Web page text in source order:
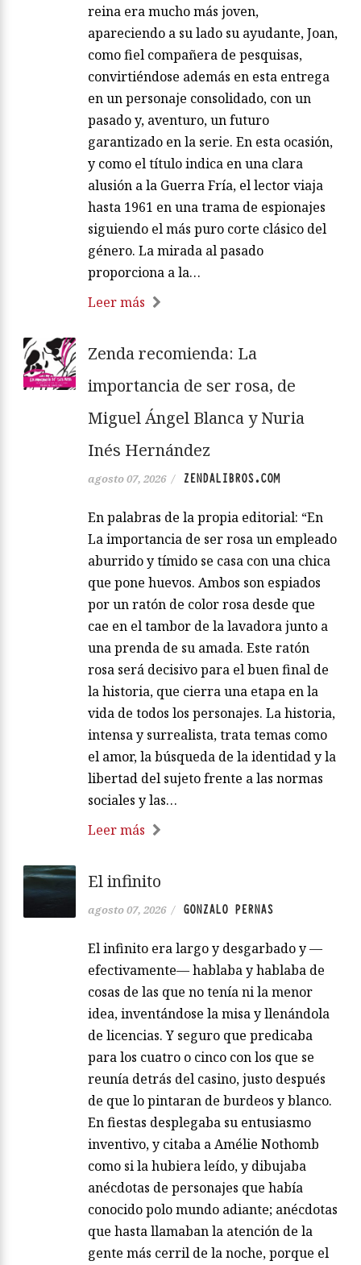
reina era mucho más joven,
apareciendo a su lado su ayudante, Joan,
como fiel compañera de pesquisas,
convirtiéndose además en esta entrega
en un personaje consolidado, con un
pasado y, aventuro, un futuro
garantizado en la serie. En esta ocasión,
y como el título indica en una clara
alusión a la Guerra Fría, el lector viaja
hasta 1961 en una trama de espionajes
siguiendo el más puro corte clásico del
género. La mirada al pasado
proporciona a la…
Leer más
Zenda recomienda: La
importancia de ser rosa, de
Miguel Ángel Blanca y Nuria
Inés Hernández
agosto 07, 2026 / ZENDALIBROS.COM
En palabras de la propia editorial: “En
La importancia de ser rosa un empleado
aburrido y tímido se casa con una chica
que pone huevos. Ambos son espiados
por un ratón de color rosa desde que
cae en el tambor de la lavadora junto a
una prenda de su amada. Este ratón
rosa será decisivo para el buen final de
la historia, que cierra una etapa en la
vida de todos los personajes. La historia,
intensa y surrealista, trata temas como
el amor, la búsqueda de la identidad y la
libertad del sujeto frente a las normas
sociales y las…
Leer más
El infinito
agosto 07, 2026 / GONZALO PERNAS
El infinito era largo y desgarbado y —
efectivamente— hablaba y hablaba de
cosas de las que no tenía ni la menor
idea, inventándose la misa y llenándola
de licencias. Y seguro que predicaba
para los cuatro o cinco con los que se
reunía detrás del casino, justo después
de que lo pintaran de burdeos y blanco.
En fiestas desplegaba su entusiasmo
inventivo, y citaba a Amélie Nothomb
como si la hubiera leído, y dibujaba
anécdotas de personajes que había
conocido polo mundo adiante; anécdotas
que hasta llamaban la atención de la
gente más cerril de la noche, porque el